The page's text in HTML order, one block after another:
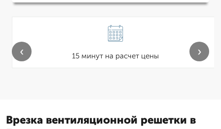
15 минут на расчет цены
‹ ›
Врезка вентиляционной решетки в